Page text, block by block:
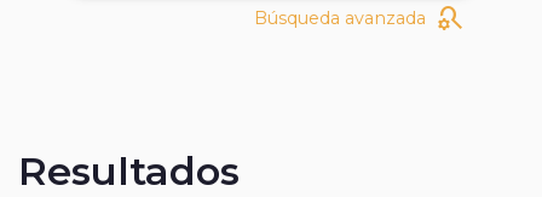
Búsqueda avanzada search_gear
Resultados